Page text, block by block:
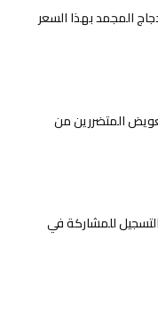
المجمد بهذا السعر
المتضررين من
للمشاركة في